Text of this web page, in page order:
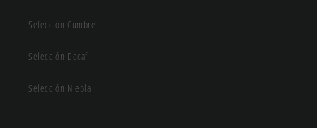
Selección Cumbre
Selección Decaf
Selección Niebla